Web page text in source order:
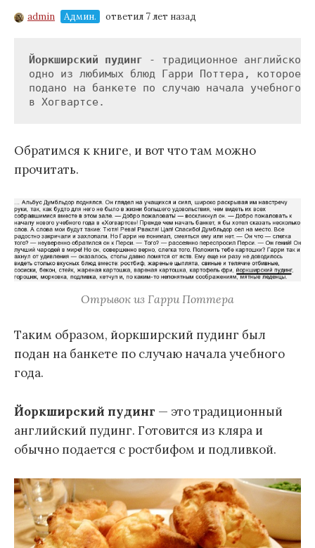
admin Админ. ответил 7 лет назад
Йоркширский пудинг - традиционное
одно из любимых блюд Гарри Поттера, которое
подано на банкете по случаю начала учебного
в Хогвартсе.
Обратимся к книге, и вот что там можно
прочитать.
Отрывок из Гарри Поттера
Таким образом, йоркширский пудинг был
подан на банкете по случаю начала учебного
года.
Йоркширский пудинг — это традиционный
английский пудинг. Готовится из кляра и
обычно подается с ростбифом и подливкой.